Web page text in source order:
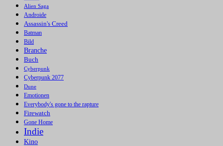
Alien Saga
Androide
Assassin's Creed
Batman
Bild
Branche
Buch
Cyberpunk
Cyberpunk 2077
Dune
Emotionen
Everybody's gone to the rapture
Firewatch
Gone Home
Indie
Kino